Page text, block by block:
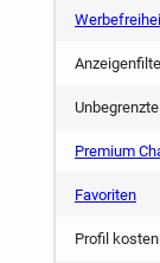
Premium
Favoriten
Profil